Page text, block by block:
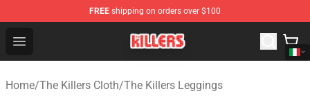
FREE shipping on orders over $100
Open menu
The Killers Shop - Official The Killers Merchandise Store
Home/The Killers Cloth/The Killers Leggings